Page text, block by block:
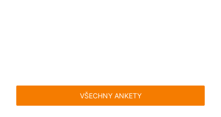
VŠECHNY ANKETY